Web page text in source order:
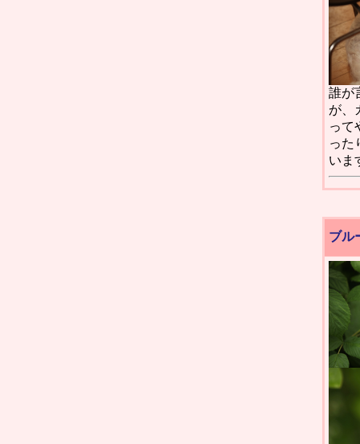
誰が
が、
って
った
いま
ブル